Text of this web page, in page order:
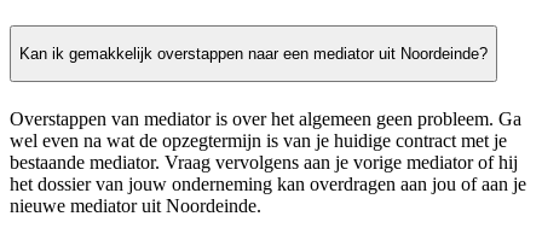
Kan ik gemakkelijk overstappen naar een mediator uit Noordeinde?
Overstappen van mediator is over het algemeen geen probleem. Ga
wel even na wat de opzegtermijn is van je huidige contract met je
bestaande mediator. Vraag vervolgens aan je vorige mediator of hij
het dossier van jouw onderneming kan overdragen aan jou of aan je
nieuwe mediator uit Noordeinde.